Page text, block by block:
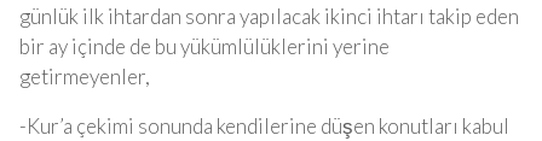
günlük ilk ihtardan sonra yapılacak ikinci ihtarı takip eden
bir ay içinde de bu yükümlülüklerini yerine
getirmeyenler,
-Kur’a çekimi sonunda kendilerine düşen konutları kabul